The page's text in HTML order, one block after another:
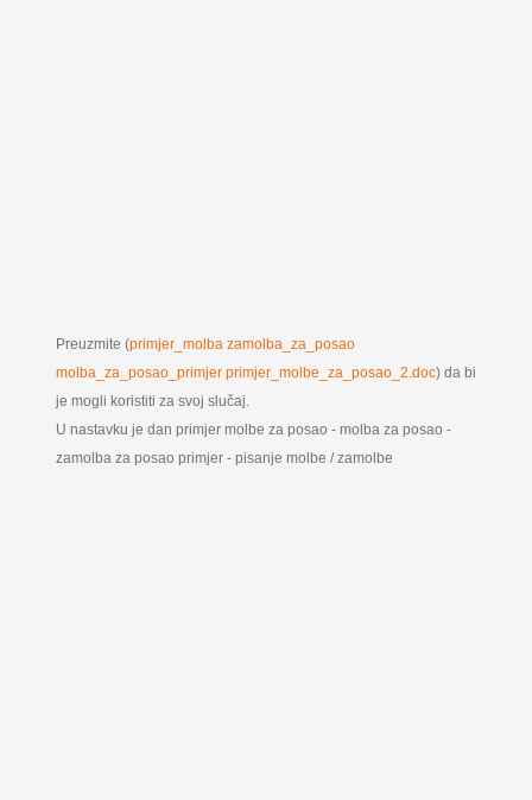
Preuzmite (primjer_molba zamolba_za_posao
molba_za_posao_primjer primjer_molbe_za_posao_2.doc) da bi
je mogli koristiti za svoj slučaj.
U nastavku je dan primjer molbe za posao - molba za posao -
zamolba za posao primjer - pisanje molbe / zamolbe